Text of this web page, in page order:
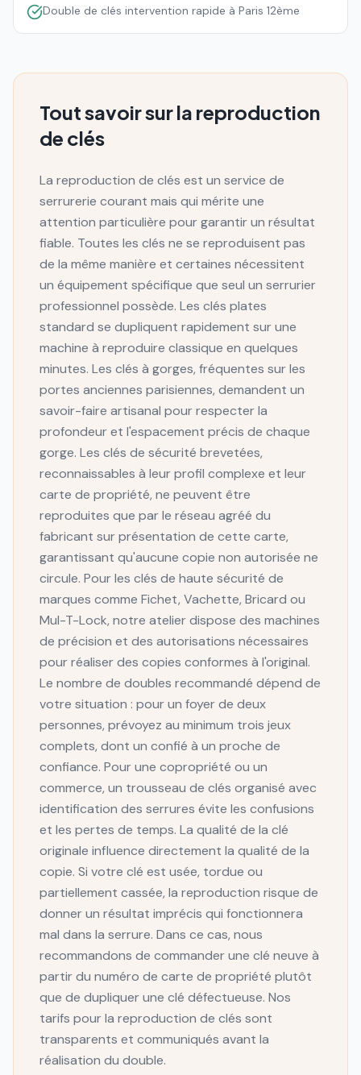
Double de clés intervention rapide à Paris 12ème
Tout savoir sur la reproduction
de clés
La reproduction de clés est un service de
serrurerie courant mais qui mérite une
attention particulière pour garantir un résultat
fiable. Toutes les clés ne se reproduisent pas
de la même manière et certaines nécessitent
un équipement spécifique que seul un serrurier
professionnel possède. Les clés plates
standard se dupliquent rapidement sur une
machine à reproduire classique en quelques
minutes. Les clés à gorges, fréquentes sur les
portes anciennes parisiennes, demandent un
savoir-faire artisanal pour respecter la
profondeur et l'espacement précis de chaque
gorge. Les clés de sécurité brevetées,
reconnaissables à leur profil complexe et leur
carte de propriété, ne peuvent être
reproduites que par le réseau agréé du
fabricant sur présentation de cette carte,
garantissant qu'aucune copie non autorisée ne
circule. Pour les clés de haute sécurité de
marques comme Fichet, Vachette, Bricard ou
Mul-T-Lock, notre atelier dispose des machines
de précision et des autorisations nécessaires
pour réaliser des copies conformes à l'original.
Le nombre de doubles recommandé dépend de
votre situation : pour un foyer de deux
personnes, prévoyez au minimum trois jeux
complets, dont un confié à un proche de
confiance. Pour une copropriété ou un
commerce, un trousseau de clés organisé avec
identification des serrures évite les confusions
et les pertes de temps. La qualité de la clé
originale influence directement la qualité de la
copie. Si votre clé est usée, tordue ou
partiellement cassée, la reproduction risque de
donner un résultat imprécis qui fonctionnera
mal dans la serrure. Dans ce cas, nous
recommandons de commander une clé neuve à
partir du numéro de carte de propriété plutôt
que de dupliquer une clé défectueuse. Nos
tarifs pour la reproduction de clés sont
transparents et communiqués avant la
réalisation du double.